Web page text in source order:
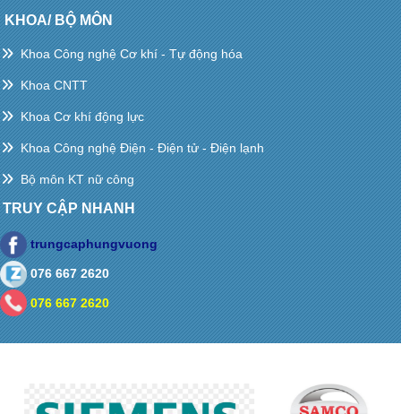
KHOA/ BỘ MÔN
Khoa Công nghệ Cơ khí - Tự động hóa
Khoa CNTT
Khoa Cơ khí động lực
Khoa Công nghệ Điện - Điện tử - Điện lạnh
Bộ môn KT nữ công
TRUY CẬP NHANH
trungcaphungvuong
076 667 2620
076 667 2620